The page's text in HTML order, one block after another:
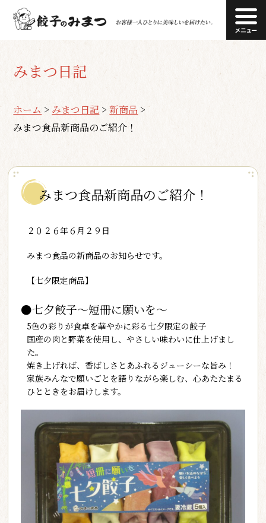
みまつ日記
ホーム > みまつ日記 >新商品 >
みまつ食品新商品のご紹介！
みまつ食品新商品のご紹介！
２０２６年６月２９日
みまつ食品の新商品のお知らせです。
【七夕限定商品】
●七夕餃子～短冊に願いを～
5色の彩りが食卓を華やかに彩る七夕限定の餃子
国産の肉と野菜を使用し、やさしい味わいに仕上げまし
た。
焼き上げれば、香ばしさとあふれるジューシーな旨み！
家族みんなで願いごとを語りながら楽しむ、心あたたまる
ひとときをお届けします。